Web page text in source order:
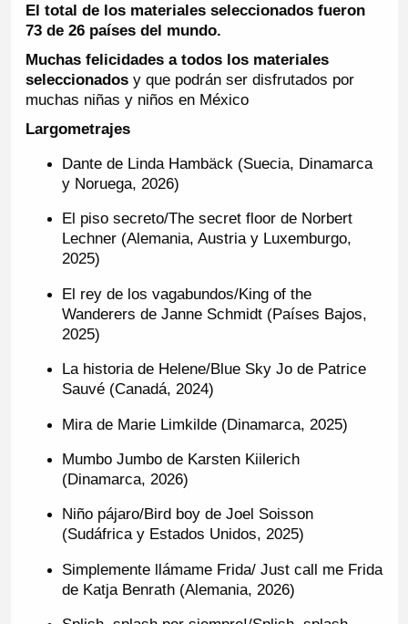
El total de los materiales seleccionados fueron
73 de 26 países del mundo.
Muchas felicidades a todos los materiales
seleccionadosy que podrán ser disfrutados por
muchas niñas y niños en México
Largometrajes
Dante de Linda Hambäck (Suecia, Dinamarca
y Noruega, 2026)
El piso secreto/The secret floor de Norbert
Lechner (Alemania, Austria y Luxemburgo,
2025)
El rey de los vagabundos/King of the
Wanderers de Janne Schmidt (Países Bajos,
2025)
La historia de Helene/Blue Sky Jo de Patrice
Sauvé (Canadá, 2024)
Mira de Marie Limkilde (Dinamarca, 2025)
Mumbo Jumbo de Karsten Kiilerich
(Dinamarca, 2026)
Niño pájaro/Bird boy de Joel Soisson
(Sudáfrica y Estados Unidos, 2025)
Simplemente llámame Frida/ Just call me Frida
de Katja Benrath (Alemania, 2026)